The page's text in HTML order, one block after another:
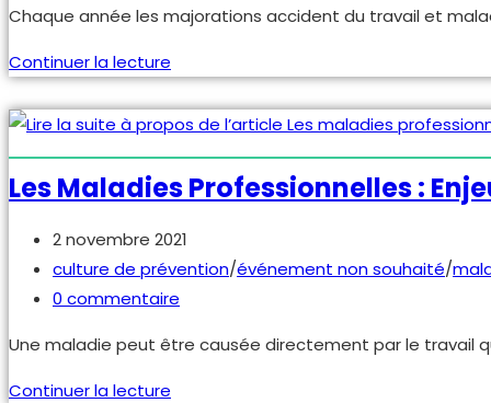
la
publication :
Chaque année les majorations accident du travail et
Continuer la lecture
de
cotisation
MP
2022
Les Maladies Professionnelles :
Publication
publiée :
2 novembre 2021
Post
category:
culture de prévention/événement non souhaité/
Commentaires
la
publication :
0 commentaire
Une maladie peut être causée directement par le travail
Continuer la lecture